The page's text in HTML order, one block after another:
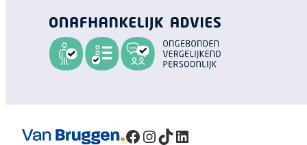
Facebook
Instagram
TikTok
LinkedIn